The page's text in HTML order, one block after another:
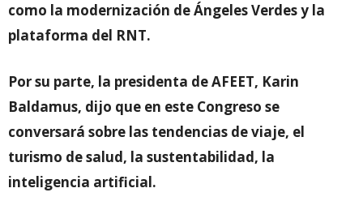
como la modernización de Ángeles Verdes y la
plataforma del RNT.
Por su parte, la presidenta de AFEET, Karin
Baldamus, dijo que en este Congreso se
conversará sobre las tendencias de viaje, el
turismo de salud, la sustentabilidad, la
inteligencia artificial.